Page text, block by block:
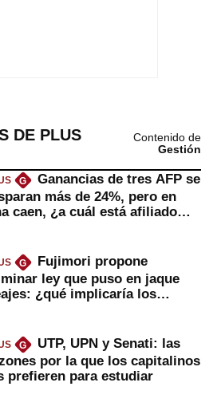
DE PLUS
Contenido de
Gestión
G
Ganancias de tres AFP se
más de 24%, pero en
caen, ¿a cuál está afiliado
G
Fujimori propone
ley que puso en jaque
¿qué implicaría los
G
UTP, UPN y Senati: las
por la que los capitalinos
prefieren para estudiar